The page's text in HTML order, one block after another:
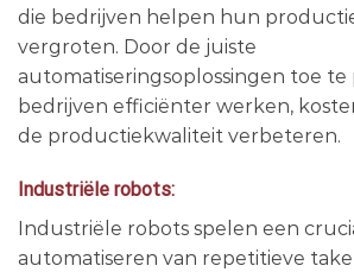
die bedrijven helpen hun
vergroten. Door de juiste
automatiseringsoplossingen toe te
bedrijven efficiënter werken,
de productiekwaliteit verbeteren.
Industriële robots:
Industriële robots spelen een
automatiseren van repetitieve